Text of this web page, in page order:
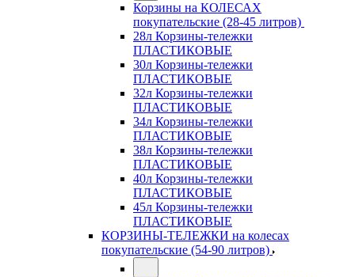
Корзины на КОЛЕСАХ
покупательские (28-45 литров)
28л Корзины-тележки
ПЛАСТИКОВЫЕ
30л Корзины-тележки
ПЛАСТИКОВЫЕ
32л Корзины-тележки
ПЛАСТИКОВЫЕ
34л Корзины-тележки
ПЛАСТИКОВЫЕ
38л Корзины-тележки
ПЛАСТИКОВЫЕ
40л Корзины-тележки
ПЛАСТИКОВЫЕ
45л Корзины-тележки
ПЛАСТИКОВЫЕ
КОРЗИНЫ-ТЕЛЕЖКИ на колесах
покупательские (54-90 литров)